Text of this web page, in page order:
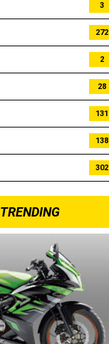
3
272
2
28
131
138
302